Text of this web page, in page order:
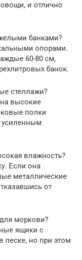
и отлично
банками?
опорами.
60-80 см,
банок.
стеллажи?
высокие
полки
усиленным
влажность?
Если она
металлические
от
моркови?
ящики с
песке, но при этом